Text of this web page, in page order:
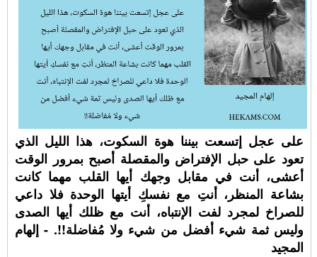
على عجل إتسعت بيننا هوة السكوت، هذا الليل الذي
تعود على حبل الإفتراض والمقصلة أصبح بمرور الوقت
أعشى، أنت في مقابل وجهك أيها القلب مهما كانت
بشاعة المنظر، أنتِ مع نفسكِ أيتها الوحدة فلا داعي
للصراخ لمجرد لفت الإنتباه، أنت مع ظلك أيها الصدى
وليس ثمة شيء أفضل من شيء ولا مُفاضلة!!. - إلهام
المجيد